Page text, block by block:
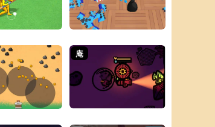
庵